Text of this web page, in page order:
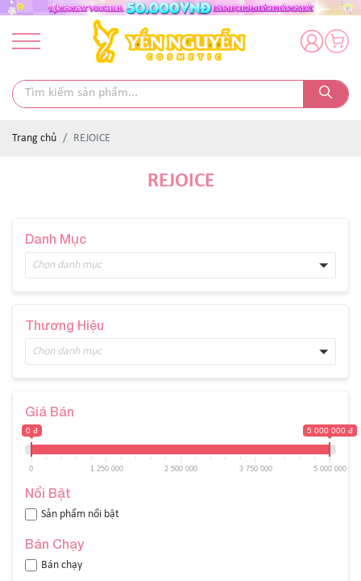
Trang chủ REJOICE
REJOICE
Danh Mục
Chọn danh mục
Thương Hiệu
Chọn danh mục
Giá Bán
0 đ 5 000 000 đ
0 1 250 000 2 500 000 3 750 000 5 000 000
Nổi Bật
Sản phẩm nổi bật
Bán Chạy
Bán chạy